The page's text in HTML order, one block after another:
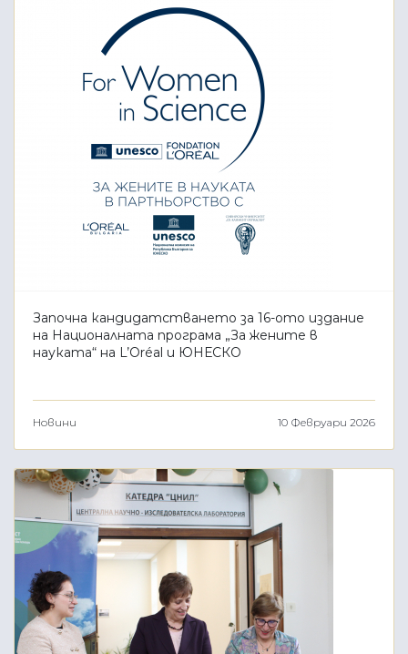
Започна кандидатстването за 16-ото издание
на Националната програма „За жените в
науката“ на L’Oréal и ЮНЕСКО
Новини 10 Февруари 2026